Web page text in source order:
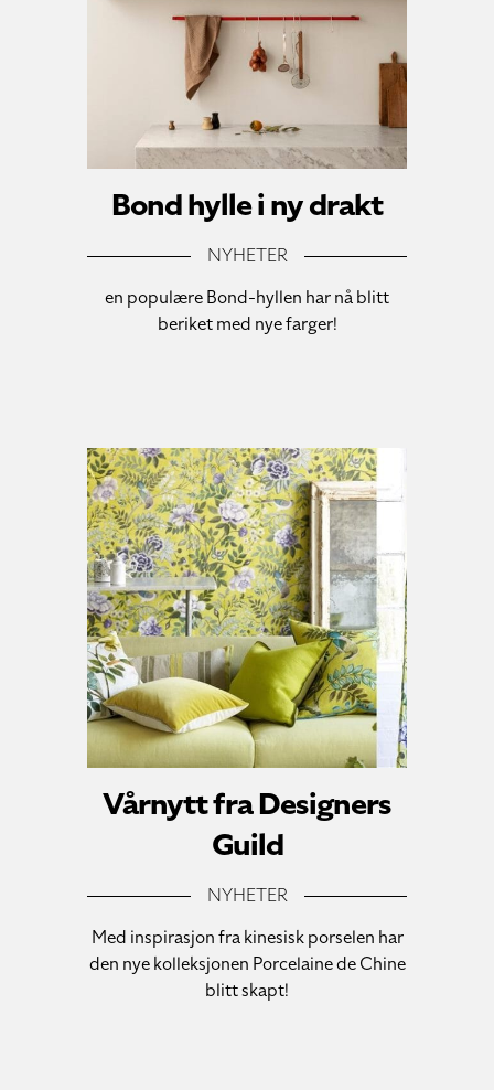
Bond hylle i ny drakt
NYHETER
en populære Bond-hyllen har nå blitt
beriket med nye farger!
Vårnytt fra Designers
Guild
NYHETER
Med inspirasjon fra kinesisk porselen har
den nye kolleksjonen Porcelaine de Chine
blitt skapt!